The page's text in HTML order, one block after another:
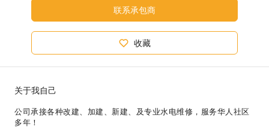
联系承包商
收藏
关于我自己
公司承接各种改建、加建、新建、及专业水电维修，服务华人社区
多年！